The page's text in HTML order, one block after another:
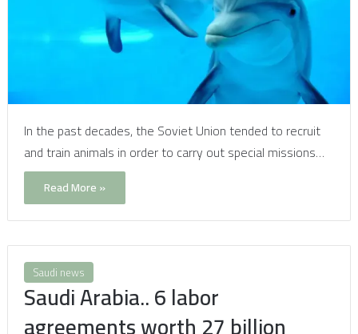
In the past decades, the Soviet Union tended to recruit
and train animals in order to carry out special missions…
Read More »
Saudi news
Saudi Arabia.. 6 labor